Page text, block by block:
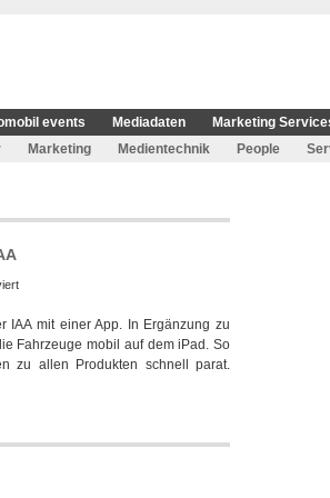
events Mediadaten Marketing
Marketing Medientechnik People
für
iPad-
App
von
für
IAA mit einer App. In Ergänzung zu
Fahrzeuge mobil auf dem iPad. So
zu allen Produkten schnell parat.